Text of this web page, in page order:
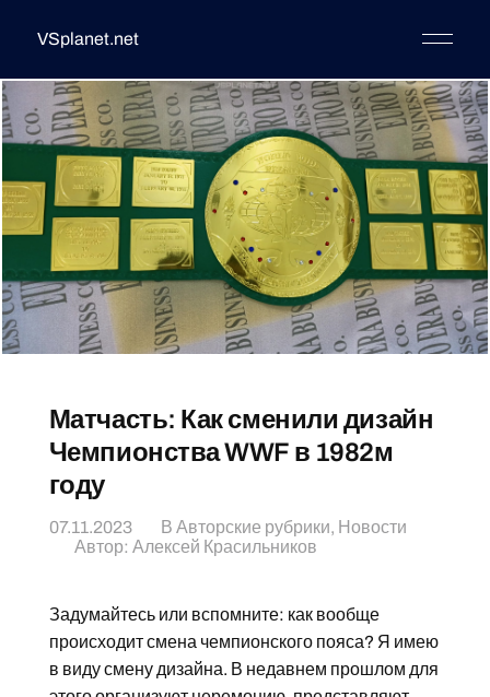
VSplanet.net
Матчасть: Как сменили дизайн
Чемпионства WWF в 1982м
году
07.11.2023 В Авторские рубрики, Новости
Автор: Алексей Красильников
Задумайтесь или вспомните: как вообще
происходит смена чемпионского пояса? Я имею
в виду смену дизайна. В недавнем прошлом для